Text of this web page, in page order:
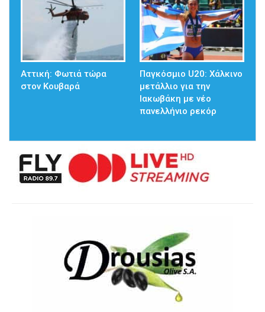
Αττική: Φωτιά τώρα
στον Κουβαρά
Παγκόσμιο U20: Χάλκινο
μετάλλιο για την
Ιακωβάκη με νέο
πανελλήνιο ρεκόρ